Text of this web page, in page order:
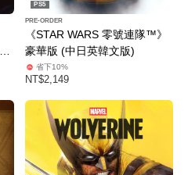
《STAR WARS 零號連隊™》
豪華版 (中日英韓文版)
PS5
PRE-ORDER
省下10%
NT$2,149